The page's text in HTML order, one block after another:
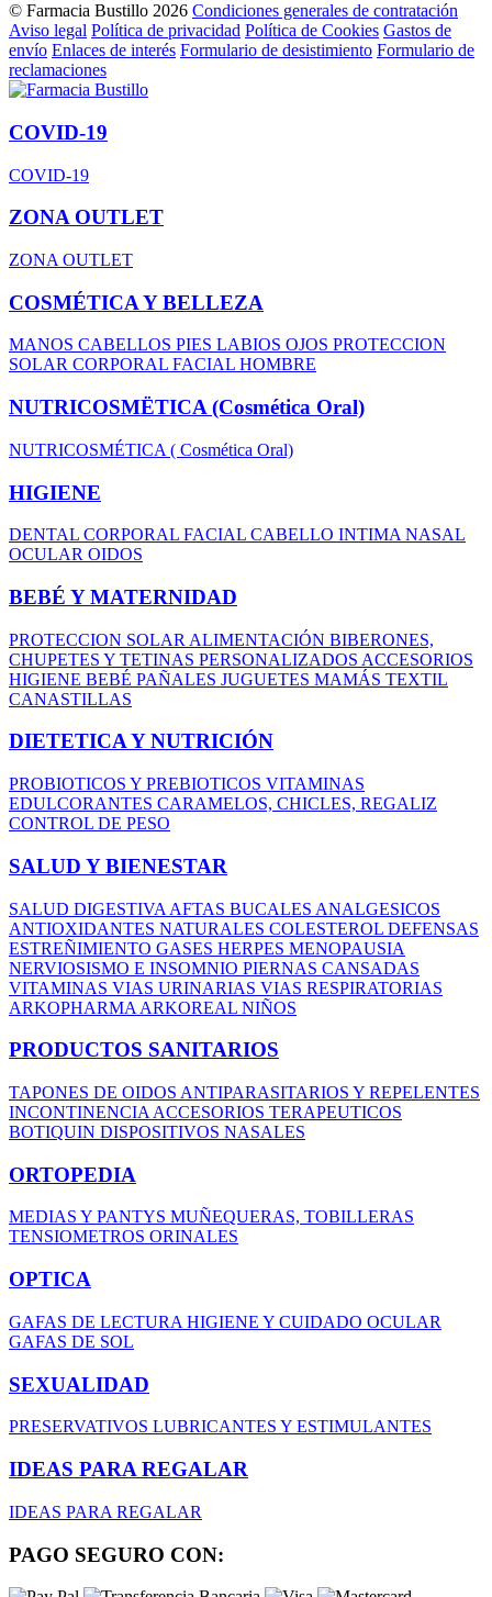
© Farmacia Bustillo 2026 Condiciones generales de contratación
Aviso legal Política de privacidad Política de Cookies Gastos de
envío Enlaces de interés Formulario de desistimiento Formulario de
reclamaciones
COVID-19
COVID-19
ZONA OUTLET
ZONA OUTLET
COSMÉTICA Y BELLEZA
MANOS CABELLOS PIES LABIOS OJOS PROTECCION
SOLAR CORPORAL FACIAL HOMBRE
NUTRICOSMËTICA (Cosmética Oral)
NUTRICOSMÉTICA ( Cosmética Oral)
HIGIENE
DENTAL CORPORAL FACIAL CABELLO INTIMA NASAL
OCULAR OIDOS
BEBÉ Y MATERNIDAD
PROTECCION SOLAR ALIMENTACIÓN BIBERONES,
CHUPETES Y TETINAS PERSONALIZADOS ACCESORIOS
HIGIENE BEBÉ PAÑALES JUGUETES MAMÁS TEXTIL
CANASTILLAS
DIETETICA Y NUTRICIÓN
PROBIOTICOS Y PREBIOTICOS VITAMINAS
EDULCORANTES CARAMELOS, CHICLES, REGALIZ
CONTROL DE PESO
SALUD Y BIENESTAR
SALUD DIGESTIVA AFTAS BUCALES ANALGESICOS
ANTIOXIDANTES NATURALES COLESTEROL DEFENSAS
ESTREÑIMIENTO GASES HERPES MENOPAUSIA
NERVIOSISMO E INSOMNIO PIERNAS CANSADAS
VITAMINAS VIAS URINARIAS VIAS RESPIRATORIAS
ARKOPHARMA ARKOREAL NIÑOS
PRODUCTOS SANITARIOS
TAPONES DE OIDOS ANTIPARASITARIOS Y REPELENTES
INCONTINENCIA ACCESORIOS TERAPEUTICOS
BOTIQUIN DISPOSITIVOS NASALES
ORTOPEDIA
MEDIAS Y PANTYS MUÑEQUERAS, TOBILLERAS
TENSIOMETROS ORINALES
OPTICA
GAFAS DE LECTURA HIGIENE Y CUIDADO OCULAR
GAFAS DE SOL
SEXUALIDAD
PRESERVATIVOS LUBRICANTES Y ESTIMULANTES
IDEAS PARA REGALAR
IDEAS PARA REGALAR
PAGO SEGURO CON: